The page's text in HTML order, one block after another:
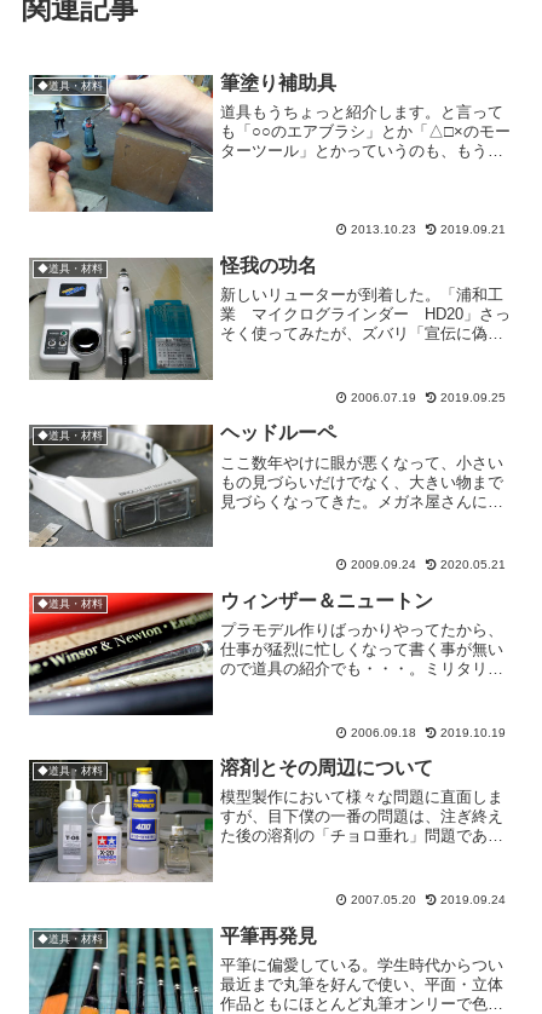
関連記事
◆道具・材料 筆塗り補助具
道具もうちょっと紹介します。と言って
も「○○のエアブラシ」とか「△□×のモー
ターツール」とかっていうのも、もう面
ですね。細かい塗りを...
2013.10.23 2019.09.21
◆道具・材料 怪我の功名
新しいリューターが到着した。「浦和工
業 マイクログラインダー HD20」さっ
そく使ってみたが、ズバリ「宣伝に偽り
が、ホビー用のリューターを何台か使っ
2006.07.19 2019.09.25
◆道具・材料 ヘッドルーペ
ここ数年やけに眼が悪くなって、小さい
もの見づらいだけでなく、大きい物まで
見づらくなってきた。メガネ屋さんに聞
ュアを製作するにはルーペが必須アイテ
2009.09.24 2020.05.21
◆道具・材料 ウィンザー＆ニュートン
プラモデル作りばっかりやってたから、
仕事が猛烈に忙しくなって書く事が無い
ので道具の紹介でも・・・。ミリタリ
ニュートンのシリーズ7」だ。ちょっと前
2006.09.18 2019.10.19
◆道具・材料 溶剤とその周辺について
模型製作において様々な問題に直面しま
すが、目下僕の一番の問題は、注ぎ終え
た後の溶剤の「チョロ垂れ」問題であり
うので、神経質すぎると言われればそれ
2007.05.20 2019.09.24
◆道具・材料 平筆再発見
平筆に偏愛している。学生時代からつい
最近まで丸筆を好んで使い、平面・立体
作品ともにほとんど丸筆オンリーで色塗